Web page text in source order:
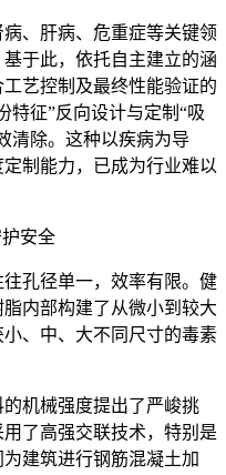
、肝病、危重症等关键领
于此，依托自主建立的涵
艺控制及最终性能验证的
特征”反向设计与定制“吸
清除。这种以疾病为导
制能力，已成为行业难以
安全
孔径单一，效率有限。健
内部构建了从微小到较大
、中、大不同尺寸的毒素
机械强度提出了严峻挑
了高强交联技术，特别是
建筑进行钢筋混凝土加